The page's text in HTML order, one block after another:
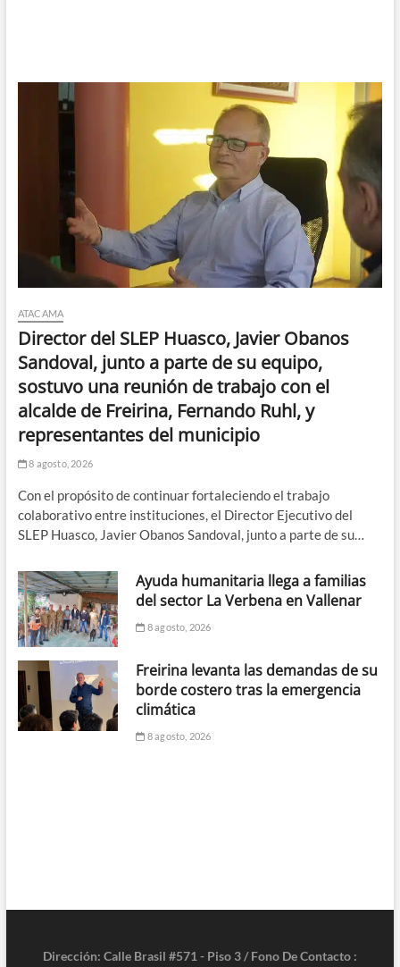
ATACAMA
Director del SLEP Huasco, Javier Obanos
Sandoval, junto a parte de su equipo,
sostuvo una reunión de trabajo con el
alcalde de Freirina, Fernando Ruhl, y
representantes del municipio
8 agosto, 2026
Con el propósito de continuar fortaleciendo el trabajo
colaborativo entre instituciones, el Director Ejecutivo del
SLEP Huasco, Javier Obanos Sandoval, junto a parte de su…
Ayuda humanitaria llega a familias
del sector La Verbena en Vallenar
8 agosto, 2026
Freirina levanta las demandas de su
borde costero tras la emergencia
climática
8 agosto, 2026
Dirección: Calle Brasil #571 - Piso 3 / Fono De Contacto :